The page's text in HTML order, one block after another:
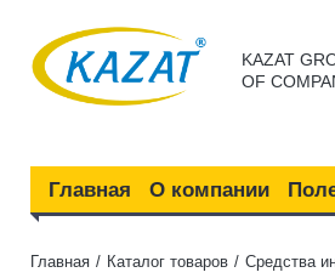
KAZAT
OF
Главная О компании
Главная Каталог товаров Средства